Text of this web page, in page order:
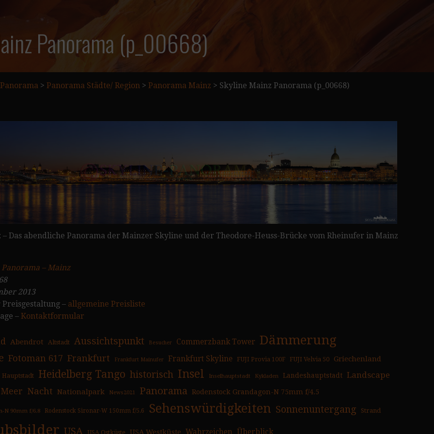
Panorama (p_00668)
Panorama > Panorama Städte/ Region > Panorama Mainz > Skyline Mainz Panorama (p_00668)
Das abendliche Panorama der Mainzer Skyline und der Theodore-Heuss-Brücke vom Rheinufer in Mainz
Panorama – Mainz
2013
– allgemeine Preisliste
– Kontaktformular
Abendrot Altstadt Aussichtspunkt Besucher Commerzbank Tower Dämmerung
Fotoman 617 Frankfurt Frankfurt Mainufer Frankfurt Skyline FUJI Provia 100F FUJI Velvia 50
Griechenland
Hauptstadt Heidelberg Tango historisch Insel Inselhauptstadt Kykladen Landeshauptstadt Landscape
Meer Nacht Nationalpark News2021 Panorama Rodenstock Grandagon-N 75mm f/4.5
N 90mm f/6.8 Rodenstock Sironar-W 150mm f/5.6 Sehenswürdigkeiten Sonnenuntergang Strand
USA USA Ostküste USA Westküste Wahrzeichen Überblick